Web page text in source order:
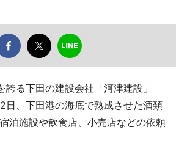
る下田の建設会社「河津建設」
日、下田港の海底で熟成させた酒類
泊施設や飲食店、小売店などの依頼